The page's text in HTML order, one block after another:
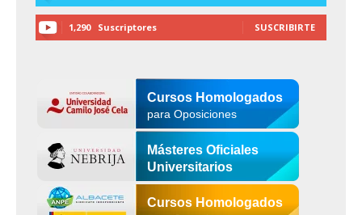
1,290 Suscriptores SUSCRIBIRTE
Cursos Homologados
para Oposiciones
Másteres Oficiales
Universitarios
Cursos Homologados